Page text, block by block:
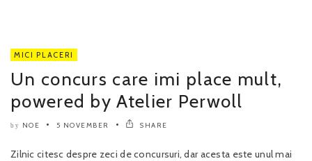
MICI PLACERI
Un concurs care imi place mult,
powered by Atelier Perwoll
by NOE 5 NOVEMBER SHARE
Zilnic citesc despre zeci de concursuri, dar acesta este unul mai